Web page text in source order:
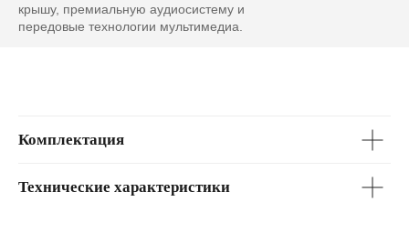
крышу, премиальную аудиосистему и
передовые технологии мультимедиа.
Комплектация
Технические характеристики
Первоначальный взнос
0 ₽
1 год 2 года 3 года